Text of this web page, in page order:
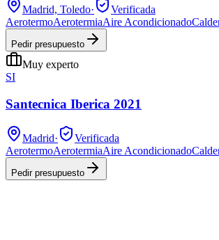
Madrid, Toledo·
Verificada
AerotermoAerotermiaAire Acondicionado
Pedir presupuesto
Muy experto
SI
Santecnica Iberica 2021
Madrid·
Verificada
AerotermoAerotermiaAire Acondicionado
Pedir presupuesto